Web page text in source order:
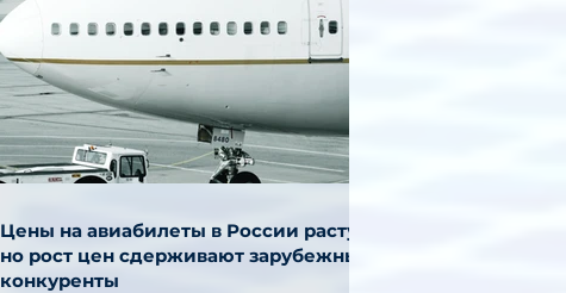
Цены на авиабилеты в России растут,
но рост цен сдерживают зарубежные
конкуренты